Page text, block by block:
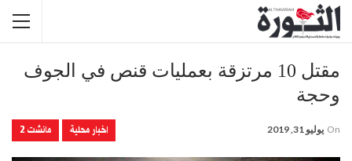
مقتل 10 مرتزقة بعمليات قنص في الجوف
وحجة
اخبار محلية مانشت 2 On يوليو 31, 2019